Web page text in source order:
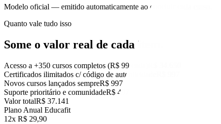
Modelo oficial — emitido automaticamente ao concluir cada curso.
Quanto vale tudo isso
Some o valor real de cada item.
Acesso a +350 cursos completos (R$ 99 cada)
Certificados ilimitados c/ código de autenticidade
Novos cursos lançados sempreR$ 997
Suporte prioritário e comunidadeR$ 497
Valor totalR$ 37.141
Plano Anual Educafit
12x R$ 29,90